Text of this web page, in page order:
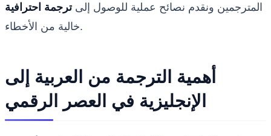
المترجمين ونقدم نصائح عملية للوصول إلىترجمة احترافية
خالية من الأخطاء.
أهمية الترجمة من العربية إلى
الإنجليزية في العصر الرقمي